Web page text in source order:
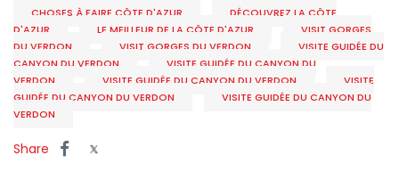
CHOSES À FAIRE CÔTE D'AZUR
DÉCOUVREZ LA CÔTE
D'AZUR
LE MEILLEUR DE LA CÔTE D'AZUR
VISIT GORGES
DU VERDON
VISIT GORGES DU VERDON
VISITE GUIDÉE DU
CANYON DU VERDON
VISITE GUIDÉE DU CANYON DU
VERDON
VISITE GUIDÉE DU CANYON DU VERDON
VISITE
GUIDÉE DU CANYON DU VERDON
VISITE GUIDÉE DU CANYON DU
VERDON
Share